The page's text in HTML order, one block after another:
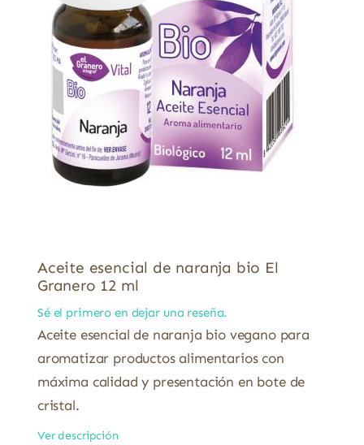
Aceite esencial de naranja bio El
Granero 12 ml
Sé el primero en dejar una reseña.
Aceite esencial de naranja bio vegano para
aromatizar productos alimentarios con
máxima calidad y presentación en bote de
cristal.
Ver descripción